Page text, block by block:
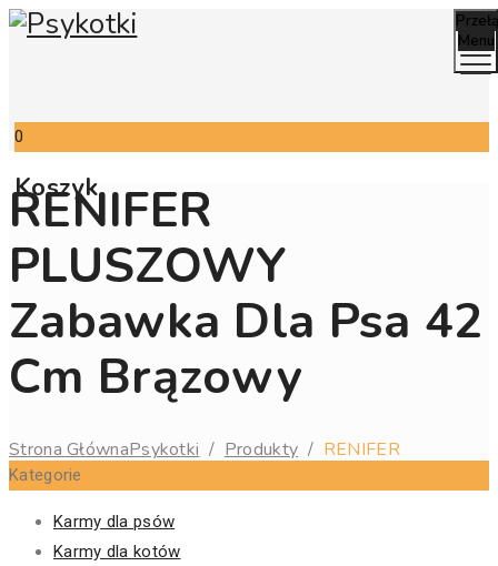
Menu
0
Koszyk
RENIFER
PLUSZOWY
Zabawka Dla Psa 42
Cm Brązowy
Strona GłównaPsykotki / Produkty / RENIFER
PLUSZOWY Zabawka Dla Psa 42 Cm Brązowy
Kategorie
Karmy dla psów
Karmy dla kotów